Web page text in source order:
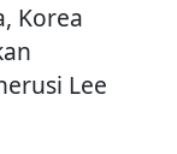
Korea
Lee